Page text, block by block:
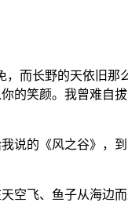
而长野的天依旧
的笑颜。我曾难自
的《风之谷》，
空飞、鱼子从海边